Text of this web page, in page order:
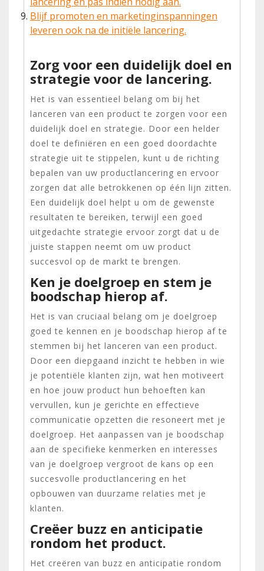
Blijf promoten en marketinginspanningen
leveren ook na de initiële lancering.
Zorg voor een duidelijk doel en
strategie voor de lancering.
Het is van essentieel belang om bij het
lanceren van een product te zorgen voor een
duidelijk doel en strategie. Door een helder
doel te definiëren en een goed doordachte
strategie uit te stippelen, kunt u de richting
bepalen van uw productlancering en ervoor
zorgen dat alle betrokkenen op één lijn zitten.
Een duidelijk doel helpt u om de gewenste
resultaten te bereiken, terwijl een goed
uitgedachte strategie ervoor zorgt dat u de
juiste stappen neemt om uw product
succesvol op de markt te brengen.
Ken je doelgroep en stem je
boodschap hierop af.
Het is van cruciaal belang om je doelgroep
goed te kennen en je boodschap hierop af te
stemmen bij het lanceren van een product.
Door een diepgaand inzicht te hebben in wie
je potentiële klanten zijn, wat hen motiveert
en hoe jouw product hun behoeften kan
vervullen, kun je gerichte en effectieve
communicatie opzetten die resoneert met je
doelgroep. Het aanpassen van je boodschap
aan de specifieke kenmerken en interesses
van je doelgroep vergroot de kans op een
succesvolle productlancering en het
opbouwen van duurzame relaties met je
klanten.
Creëer buzz en anticipatie
rondom het product.
Het creëren van buzz en anticipatie rondom